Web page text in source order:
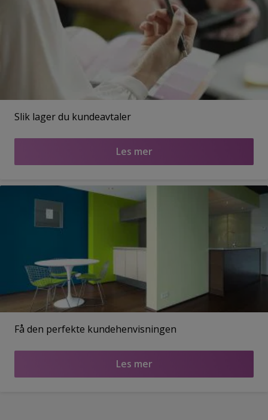
Slik lager du kundeavtaler
Les mer
Få den perfekte kundehenvisningen
Les mer